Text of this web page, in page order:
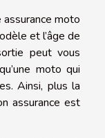
moto
et l’âge de
peut vous
moto qui
Ainsi, plus la
assurance est